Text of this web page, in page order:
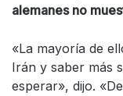
alemanes no
«La mayoría de
Irán y saber más
esperar», dijo.